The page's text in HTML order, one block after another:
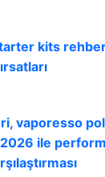
kits
vaporesso
ile